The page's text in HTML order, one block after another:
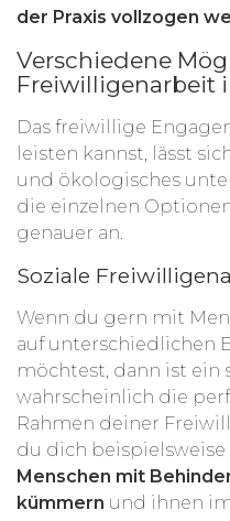
der Praxis vollzogen
Verschiedene
Freiwilligenarbeit
Das freiwillige
leisten kannst, lässt
und ökologisches
die einzelnen
genauer an.
Soziale
Wenn du gern mit
auf unterschiedlichen
möchtest, dann ist ein
wahrscheinlich die
Rahmen deiner
du dich beispielsweise
Menschen mit
kümmern und ihnen